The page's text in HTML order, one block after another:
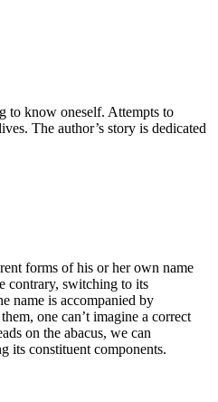
to know oneself. Attempts to
The author’s story is dedicated
forms of his or her own name
contrary, switching to its
name is accompanied by
one can’t imagine a correct
on the abacus, we can
its constituent components.